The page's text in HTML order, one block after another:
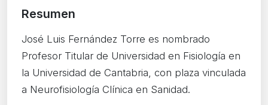
Resumen
José Luis Fernández Torre es nombrado
Profesor Titular de Universidad en Fisiología en
la Universidad de Cantabria, con plaza vinculada
a Neurofisiología Clínica en Sanidad.